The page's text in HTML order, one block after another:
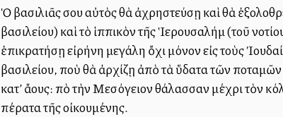
Ὁ βασιλιᾶς σου αὐτὸς θὰ ἀχρηστεύσῃ καὶ θὰ
βασιλείου) καὶ τὸ ἱππικὸν τῆς Ἱερουσαλήμ (τοῦ
ἐπικρατήσῃ εἰρήνη μεγάλη ὄχι μόνον εἰς τοὺς
βασιλείου, ποὺ θὰ ἀρχίζῃ ἀπὸ τὰ ὕδατα τῶν
κατ’ ἄλλους: Ἀπὸ τὴν Μεσόγειον θάλασσαν μέχρι
πέρατα τῆς οἰκουμένης.